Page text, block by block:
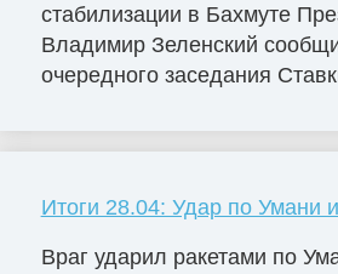
стабилизации в Бахмуте
Владимир Зеленский
очередного заседания
Итоги 28.04: Удар по Умани
Враг ударил ракетами по